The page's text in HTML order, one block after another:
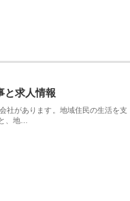
と求人情報
社があります。地域住民の生活を支
、地…